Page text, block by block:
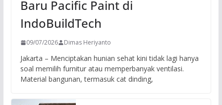
Baru Pacific Paint di
IndoBuildTech
09/07/2026 Dimas Heriyanto
Jakarta – Menciptakan hunian sehat kini tidak lagi hanya
soal memilih furnitur atau memperbanyak ventilasi.
Material bangunan, termasuk cat dinding,